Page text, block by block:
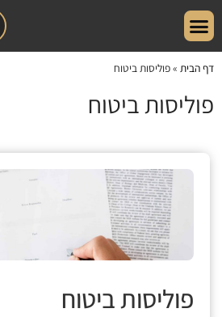
דף הבית »פוליסות ביטוח
פוליסות ביטוח
פוליסות ביטוח